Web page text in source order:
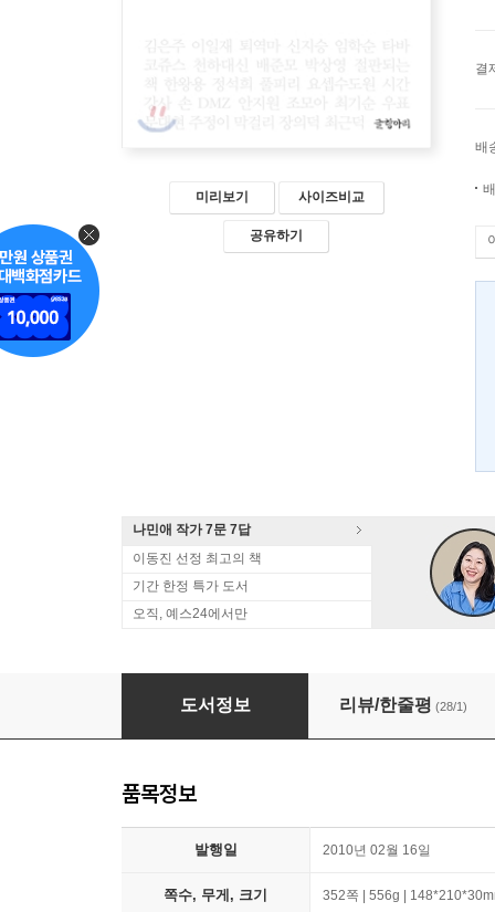
미리보기 사이즈비교
공유하기
결
배
나민애 작가 7문 7답
이동진 선정 최고의 책
기간 한정 특가 도서
오직, 예스24에서만
어느 날 나는 바깥으로 들어갔다
도서정보 리뷰/한줄평 (28/1)
품목정보
발행일 2010년 02월 16일
쪽수, 무게, 크기 352쪽 | 556g |